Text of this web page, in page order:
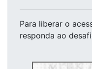
Para liberar o
responda ao